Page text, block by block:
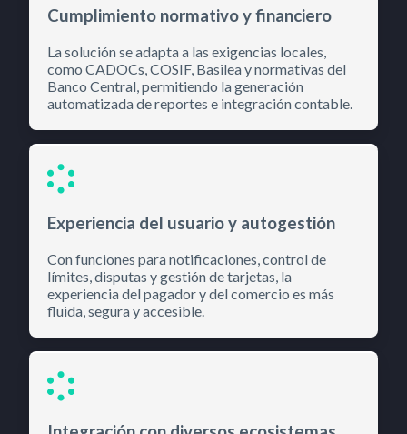
Cumplimiento normativo y financiero
La solución se adapta a las exigencias locales,
como CADOCs, COSIF, Basilea y normativas del
Banco Central, permitiendo la generación
automatizada de reportes e integración contable.
Experiencia del usuario y autogestión
Con funciones para notificaciones, control de
límites, disputas y gestión de tarjetas, la
experiencia del pagador y del comercio es más
fluida, segura y accesible.